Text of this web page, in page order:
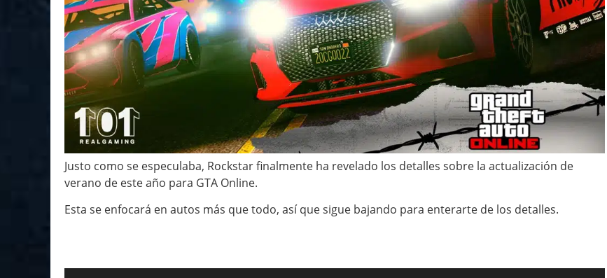
Justo como se especulaba, Rockstar finalmente ha revelado los detalles sobre la actualización de
verano de este año para GTA Online.
Esta se enfocará en autos más que todo, así que sigue bajando para enterarte de los detalles.